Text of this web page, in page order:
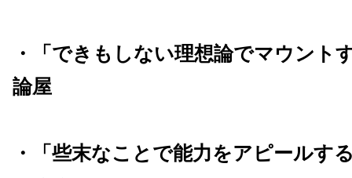
・「できもしない理想論でマウント
論屋
・「些末なことで能力をアピールす